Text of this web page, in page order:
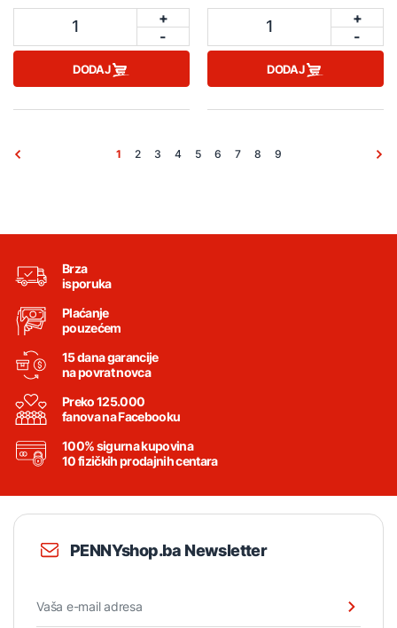
1
+
-
DODAJ
1
+
-
DODAJ
1 2 3 4 5 6 7 8 9
Brza
isporuka
Plaćanje
pouzećem
15 dana garancije
na povrat novca
Preko 125.000
fanova na Facebooku
100% sigurna kupovina
10 fizičkih prodajnih centara
PENNYshop.ba Newsletter